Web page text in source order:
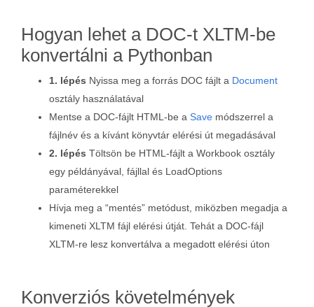
Hogyan lehet a DOC-t XLTM-be
konvertálni a Pythonban
1. lépés Nyissa meg a forrás DOC fájlt a Document
osztály használatával
Mentse a DOC-fájlt HTML-be a Save módszerrel a
fájlnév és a kívánt könyvtár elérési út megadásával
2. lépés Töltsön be HTML-fájlt a Workbook osztály
egy példányával, fájllal és LoadOptions
paraméterekkel
Hívja meg a “mentés” metódust, miközben megadja a
kimeneti XLTM fájl elérési útját. Tehát a DOC-fájl
XLTM-re lesz konvertálva a megadott elérési úton
Konverziós követelmények